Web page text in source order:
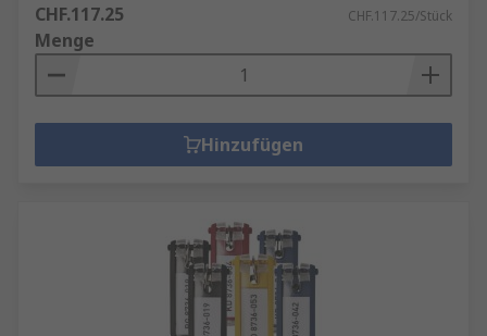
CHF.117.25 CHF.117.25/Stück
Menge
Hinzufügen